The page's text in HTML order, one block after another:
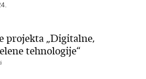
projekta „Digitalne,
tehnologije“